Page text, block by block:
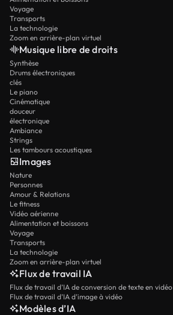
Voyage
Transports
La technologie
Zoom en arrière-plan virtuel
Musique libre de droits
Synthèse
Drums électroniques
clés
Le piano
Cinématique
douceur
électronique
Ambiance
Strings
Les tambours acoustiques
Images
Nature
Personnes
Amour & Relations
Le fitness
Vidéo aérienne
Alimentation et boissons
Voyage
Transports
La technologie
Zoom en arrière-plan virtuel
Flux de travail IA
Flux de travail d’IA de conversion de texte en vidéo
Flux de travail d’IA d’image à vidéo
Modèles d’IA